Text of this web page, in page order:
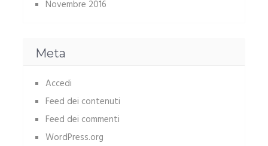
Novembre 2016
Meta
Accedi
Feed dei contenuti
Feed dei commenti
WordPress.org